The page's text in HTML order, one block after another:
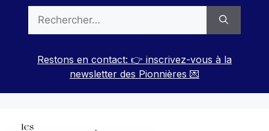
contenu
Restons en contact: 👉 inscrivez-vous à la
newsletter des Pionnières 💌